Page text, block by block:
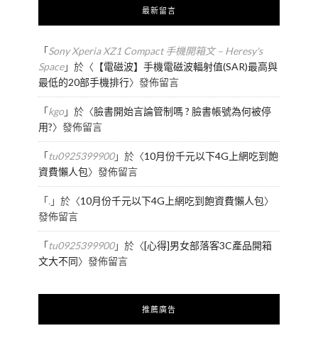
最新留言
「Sony Xperia XZ1 Compact 手機開箱文 – Heresy's
Space」於〈 【電磁波】手機電磁波輻射值(SAR)最高與
最低的20部手機排行〉發佈留言
「kgo」於〈臉書開始言論管制嗎 ? 臉書帳號為何被停
用?〉發佈留言
「tu0925399900」於〈10月份千元以下4G上網吃到飽
資費懶人包〉發佈留言
「.」於〈10月份千元以下4G上網吃到飽資費懶人包〉
發佈留言
「tu0925399900」於〈[心得]男女部落客3C產品開箱
文大不同〉發佈留言
推薦廣告